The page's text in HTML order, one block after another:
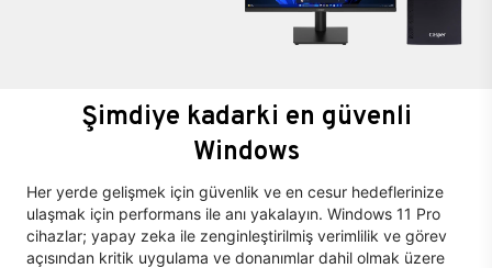
Şimdiye kadarki en güvenli
Windows
Her yerde gelişmek için güvenlik ve en cesur hedeflerinize
ulaşmak için performans ile anı yakalayın. Windows 11 Pro
cihazlar; yapay zeka ile zenginleştirilmiş verimlilik ve görev
açısından kritik uygulama ve donanımlar dahil olmak üzere